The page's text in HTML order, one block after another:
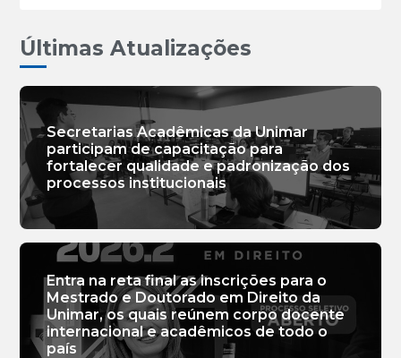
Últimas Atualizações
Secretarias Acadêmicas da Unimar
participam de capacitação para
fortalecer qualidade e padronização dos
processos institucionais
Entra na reta final as inscrições para o
Mestrado e Doutorado em Direito da
Unimar, os quais reúnem corpo docente
internacional e acadêmicos de todo o
país